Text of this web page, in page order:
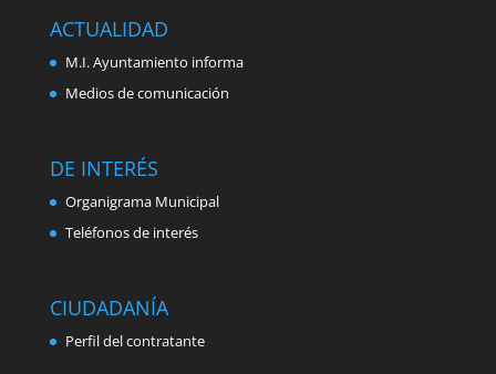
ACTUALIDAD
M.I. Ayuntamiento informa
Medios de comunicación
DE INTERÉS
Organigrama Municipal
Teléfonos de interés
CIUDADANÍA
Perfil del contratante